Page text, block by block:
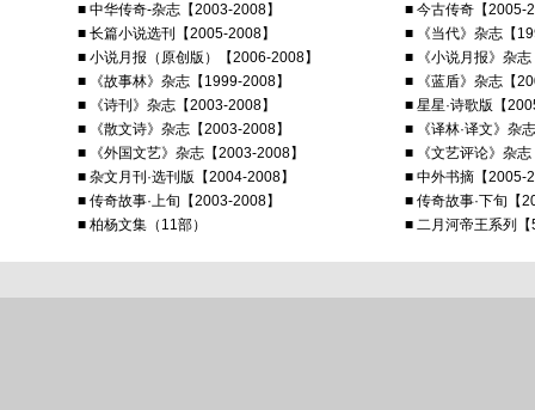
■ 中华传奇-杂志【2003-2008】
■ 今古传奇【2005-
■ 长篇小说选刊【2005-2008】
■ 《当代》杂志【
■ 小说月报（原创版）【2006-2008】
■ 《小说月报》杂
■ 《故事林》杂志【1999-2008】
■ 《蓝盾》杂志【
■ 《诗刊》杂志【2003-2008】
■ 星星·诗歌版【
■ 《散文诗》杂志【2003-2008】
■ 《译林·译文》杂
■ 《外国文艺》杂志【2003-2008】
■ 《文艺评论》杂
■ 杂文月刊·选刊版【2004-2008】
■ 中外书摘【2005-
■ 传奇故事·上旬【2003-2008】
■ 传奇故事·下旬【
■ 柏杨文集（11部）
■ 二月河帝王系列【